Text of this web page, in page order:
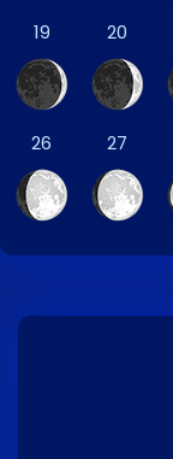
19 20
26 27